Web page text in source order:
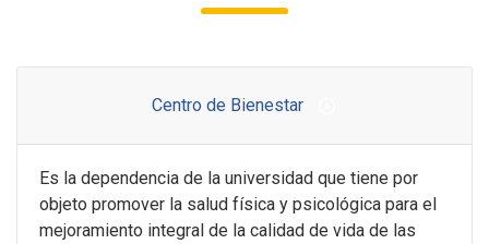
Centro de Bienestar
Es la dependencia de la universidad que tiene por
objeto promover la salud física y psicológica para el
mejoramiento integral de la calidad de vida de las